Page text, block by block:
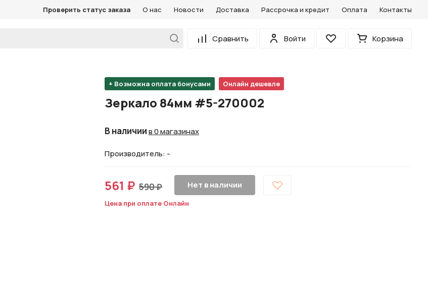
Проверить статус заказа О нас Новости Доставка Рассрочка и кредит Оплата Контакты
Сравнить
Войти
Избранное Корзина
+ Возможна оплата бонусами Онлайн дешевле
Зеркало 84мм #5-270002
В наличиив 0 магазинах
Производитель: -
561 ₽ 590 ₽ Нет в наличии
Цена при оплате Онлайн